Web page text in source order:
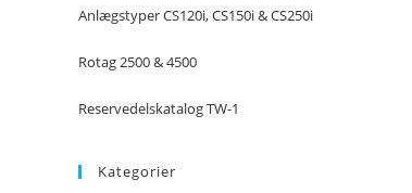
Anlægstyper CS120i, CS150i & CS250i
Rotag 2500 & 4500
Reservedelskatalog TW-1
Kategorier